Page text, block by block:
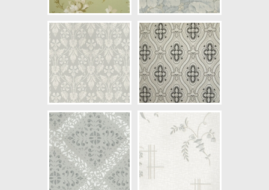
Cirkapris: 999,00 kr
(Kontakta din färghandlare för
exakt pris.)